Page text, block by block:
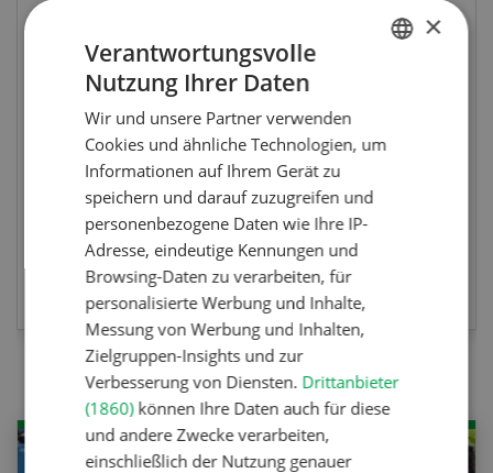
Gewinnen Sie eines von fünf LANDI
JETZT TEILNEHMEN
×
Verantwortungsvolle
Nutzung Ihrer Daten
Wir und unsere Partner verwenden
Cookies und ähnliche Technologien, um
Informationen auf Ihrem Gerät zu
speichern und darauf zuzugreifen und
personenbezogene Daten wie Ihre IP-
Adresse, eindeutige Kennungen und
Browsing-Daten zu verarbeiten, für
personalisierte Werbung und Inhalte,
Messung von Werbung und Inhalten,
Zielgruppen-Insights und zur
Verbesserung von Diensten. Drittanbieter
(1860)können Ihre Daten auch für diese
und andere Zwecke verarbeiten,
einschließlich der Nutzung genauer